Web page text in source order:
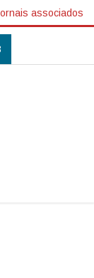
associados
a reunir a